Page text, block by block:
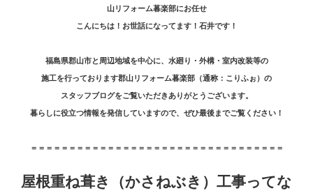
山リフォーム暮楽部にお任せ
こんにちは！お世話になってます！石井です！
福島県郡山市と周辺地域を中心に、水廻り・外構・室内改装等の
施工を行っております郡山リフォーム暮楽部（通称：こりふぉ）の
スタッフブログをご覧いただきありがとうございます。
暮らしに役立つ情報を発信していますので、ぜひ最後までご覧ください！
＝＝＝＝＝＝＝＝＝＝＝＝＝＝＝＝＝＝＝＝＝＝＝＝＝＝＝＝＝＝＝＝＝
屋根重ね葺き（かさねぶき）工事ってな